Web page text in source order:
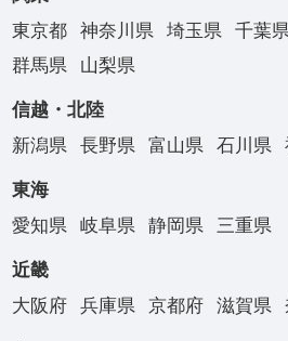
東京都
神奈川県 埼玉県 千葉
群馬県
山梨県
信越・北陸
新潟県
長野県 富山県 石川県
東海
愛知県
岐阜県 静岡県 三重県
近畿
大阪府
兵庫県 京都府 滋賀県